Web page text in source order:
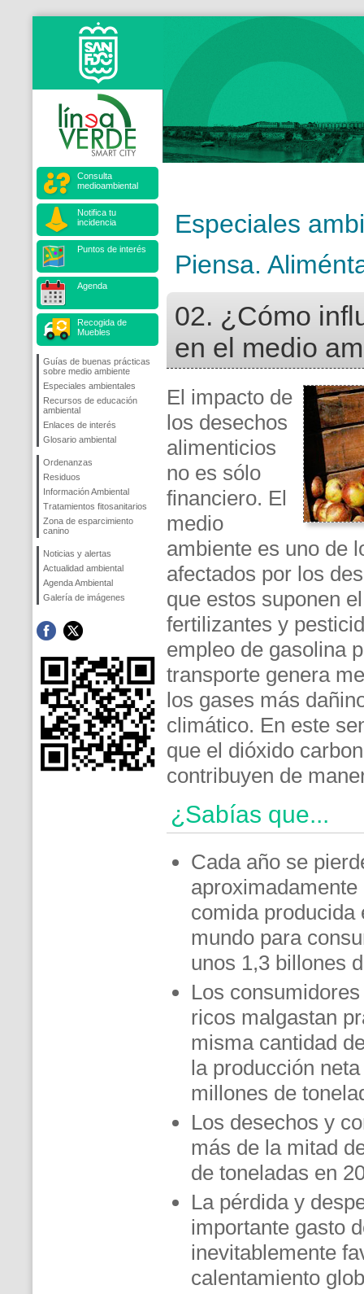
Consulta
medioambiental
Notifica tu
incidencia
Puntos de interés
Agenda
Recogida de
Muebles
Guías de buenas prácticas
sobre medio ambiente
Especiales ambientales
Recursos de educación
ambiental
Enlaces de interés
Glosario ambiental
Ordenanzas
Residuos
Información Ambiental
Tratamientos fitosanitarios
Zona de esparcimiento
canino
Noticias y alertas
Actualidad ambiental
Agenda Ambiental
Galería de imágenes
Especiales
Piensa.
02. ¿Cómo
en el medio
El impacto de
los desechos
alimenticios
no es sólo
financiero. El
medio
ambiente es uno de
afectados por los
que estos suponen
fertilizantes y
empleo de gasolina
transporte genera
los gases más
climático. En este
que el dióxido
contribuyen de
¿Sabías que...
Cada año se
comida producida
mundo para
unos 1,3 billones
Los
ricos malgastan
misma cantidad
la producción
millones de
Los desechos y
más de la mitad
de toneladas en
La pérdida y
importante gasto
inevitablemente
calentamiento